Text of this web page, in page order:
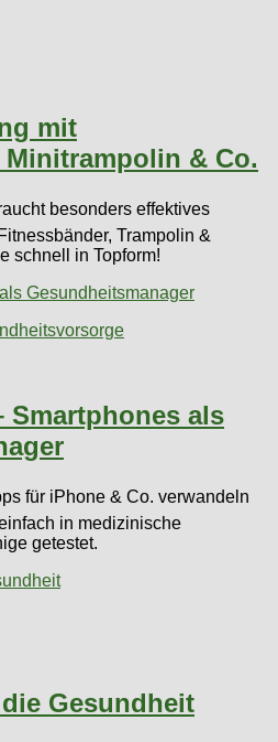
mit
& Co.
besonders effektives
Trampolin &
schnell in Topform!
Smartphones als
für iPhone & Co. verwandeln
in medizinische
getestet.
Gesundheit